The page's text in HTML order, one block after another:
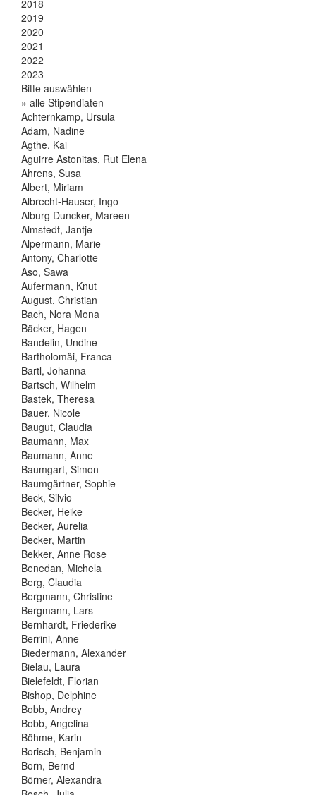
2018
2019
2020
2021
2022
2023
Bitte auswählen
» alle Stipendiaten
Achternkamp, Ursula
Adam, Nadine
Agthe, Kai
Aguirre Astonitas, Rut Elena
Ahrens, Susa
Albert, Miriam
Albrecht-Hauser, Ingo
Alburg Duncker, Mareen
Almstedt, Jantje
Alpermann, Marie
Antony, Charlotte
Aso, Sawa
Aufermann, Knut
August, Christian
Bach, Nora Mona
Bäcker, Hagen
Bandelin, Undine
Bartholomäi, Franca
Bartl, Johanna
Bartsch, Wilhelm
Bastek, Theresa
Bauer, Nicole
Baugut, Claudia
Baumann, Max
Baumann, Anne
Baumgart, Simon
Baumgärtner, Sophie
Beck, Silvio
Becker, Heike
Becker, Aurelia
Becker, Martin
Bekker, Anne Rose
Benedan, Michela
Berg, Claudia
Bergmann, Christine
Bergmann, Lars
Bernhardt, Friederike
Berrini, Anne
Biedermann, Alexander
Bielau, Laura
Bielefeldt, Florian
Bishop, Delphine
Bobb, Andrey
Bobb, Angelina
Böhme, Karin
Borisch, Benjamin
Born, Bernd
Börner, Alexandra